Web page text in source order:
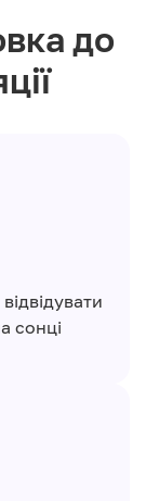
до
сонці